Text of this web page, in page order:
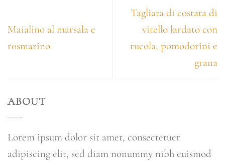
Maialino al marsala e
rosmarino
Tagliata di costata di
vitello lardato con
rucola, pomodorini e
grana
ABOUT
Lorem ipsum dolor sit amet, consectetuer
adipiscing elit, sed diam nonummy nibh euismod